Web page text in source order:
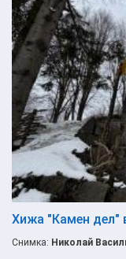
Хижа "Камен дел"
Снимка: Николай